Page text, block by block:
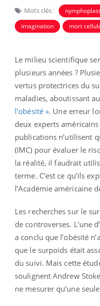
Mots clés :
imagination
mort
Le milieu scientifique
plusieurs années ?
vertus protectrices du
maladies, aboutissant
l'obésité ». Une erreur
deux experts
publications n’utilisent
(IMC) pour évaluer le
la réalité, il faudrait
terme. C’est ce qu’ils
l’Académie américaine
Les recherches sur le
de controverses. L’une
a conclu que l’obésité
que le surpoids était
du suivi. Mais cette
soulignent Andrew
ne mesurer qu’une